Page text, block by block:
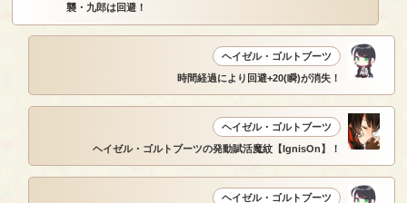
襲・九郎は回避！
ヘイゼル・ゴルトブーツ
時間経過により回避+20(瞬)が消失！
ヘイゼル・ゴルトブーツ
ヘイゼル・ゴルトブーツの発動賦活魔紋【IgnisOn】！
ヘイゼル・ゴルトブーツ